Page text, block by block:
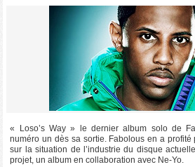
« Loso’s Way » le dernier album solo de
numéro un dès sa sortie. Fabolous en a
sur la situation de l’industrie du disque
projet, un album en collaboration avec Ne-Yo.